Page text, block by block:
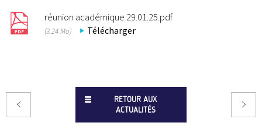
réunion académique 29.01.25.pdf
(3.24 Mo) Télécharger
RETOUR AUX
ACTUALITÉS